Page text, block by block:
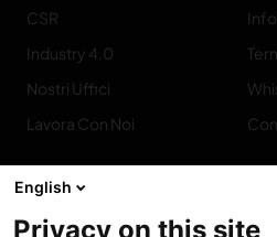
CSR
Industry 4.0
Nostri Uffici
Lavora Con Noi
English
Privacy on this site